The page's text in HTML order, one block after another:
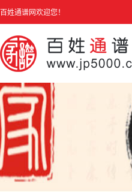
百姓通谱网欢迎您！